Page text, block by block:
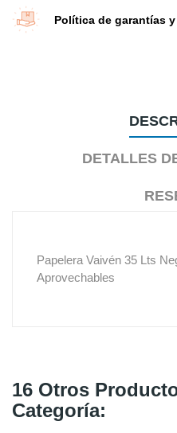
Política de garantías
DETALLES
Papelera Vaivén 35 Lts
Aprovechables
16 Otros
Categoría: